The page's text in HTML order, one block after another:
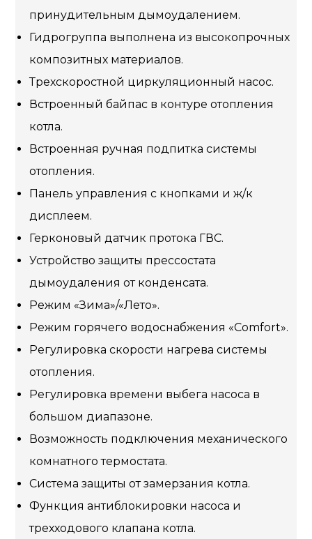
принудительным дымоудалением.
Гидрогруппа выполнена из высокопрочных
композитных материалов.
Трехскоростной циркуляционный насос.
Встроенный байпас в контуре отопления
котла.
Встроенная ручная подпитка системы
отопления.
Панель управления с кнопками и ж/к
дисплеем.
Герконовый датчик протока ГВС.
Устройство защиты прессостата
дымоудаления от конденсата.
Режим «Зима»/«Лето».
Режим горячего водоснабжения «Comfort».
Регулировка скорости нагрева системы
отопления.
Регулировка времени выбега насоса в
большом диапазоне.
Возможность подключения механического
комнатного термостата.
Система защиты от замерзания котла.
Функция антиблокировки насоса и
трехходового клапана котла.